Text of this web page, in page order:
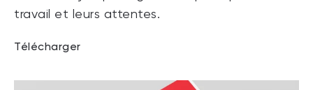
travail et leurs attentes.
Télécharger